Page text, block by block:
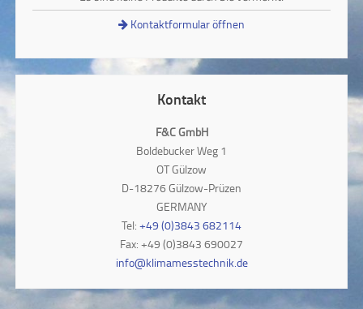
Kontaktformular öffnen
Kontakt
F&C GmbH
Boldebucker Weg 1
OT Gülzow
D-18276 Gülzow-Prüzen
GERMANY
Tel: +49 (0)3843 682114
Fax: +49 (0)3843 690027
info@klimamesstechnik.de